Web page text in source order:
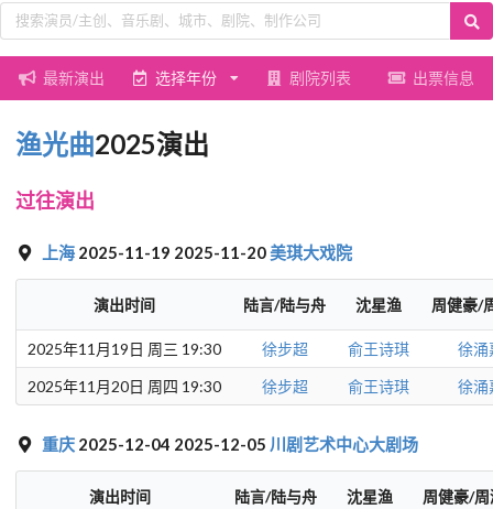
最新演出 选择年份 剧院列表 出票信息
渔光曲2025演出
过往演出
上海 2025-11-19 2025-11-20美琪大戏院
演出时间 陆言/陆与舟 沈星渔 周健豪/
2025年11月19日 周三 19:30 徐步超 俞王诗琪
徐涌
2025年11月20日 周四 19:30
徐步超 俞王诗琪 徐涌
重庆 2025-12-04 2025-12-05 川剧艺术中心大剧场
演出时间 陆言/陆与舟 沈星渔 周健豪/